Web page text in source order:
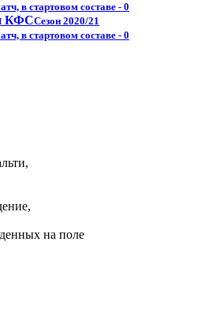
в стартовом составе - 0
КФССезон 2020/21
в стартовом составе - 0
на поле